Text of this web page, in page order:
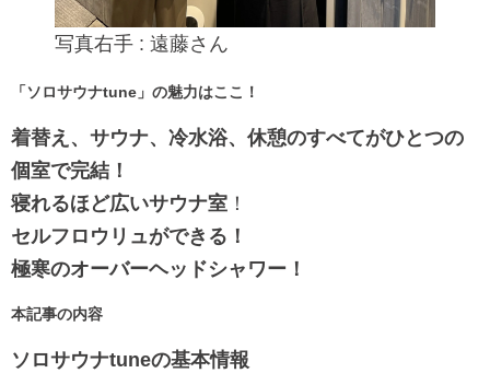
写真右手 : 遠藤さん
「ソロサウナtune」の魅力はここ！
着替え、サウナ、冷⽔浴、休憩のすべてがひとつの
個室で完結！
寝れるほど広いサウナ室 ！
セルフロウリュができる！
極寒のオーバーヘッドシャワー！
本記事の内容
ソロサウナtuneの基本情報